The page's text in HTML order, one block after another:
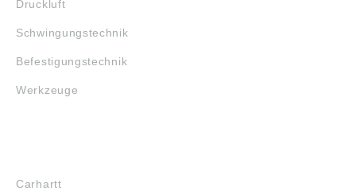
Druckluft
Schwingungstechnik
Befestigungstechnik
Werkzeuge
Carhartt